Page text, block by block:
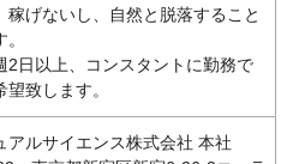
稼げないし、自然と脱落すること
2日以上、コンスタントに勤務で
望致します。
アルサイエンス株式会社 本社